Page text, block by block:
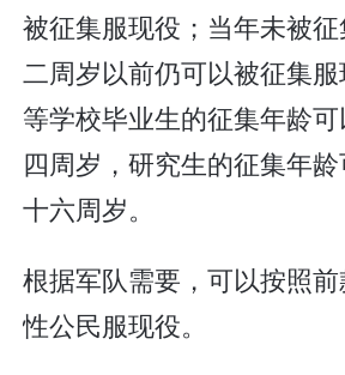
被征集服现役；当年未被
二周岁以前仍可以被征集
等学校毕业生的征集年龄
四周岁，研究生的征集年
十六周岁。
根据军队需要，可以按照
性公民服现役。